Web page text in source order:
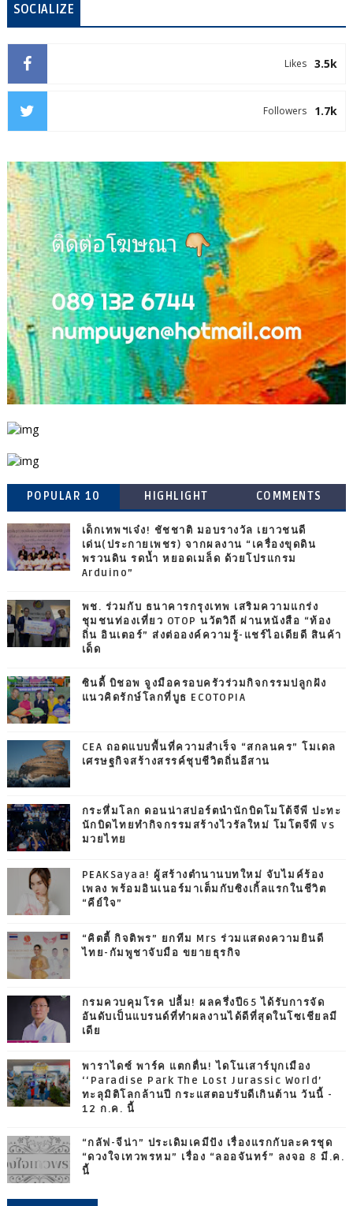
SOCIALIZE
3.5k
Likes
1.7k
Followers
POPULAR 10 HIGHLIGHT COMMENTS
เด็กเทพฯเจ๋ง! ชัชชาติ มอบรางวัล เยาวชนดี
เด่น(ประกายเพชร) จากผลงาน “เครื่องขุดดิน
พรวนดิน รดน้ำ หยอดเมล็ด ด้วยโปรแกรม
Arduino”
พช. ร่วมกับ ธนาคารกรุงเทพ เสริมความแกร่ง
ชุมชนท่องเที่ยว OTOP นวัตวิถี ผ่านหนังสือ “ท้อง
ถิ่น อินเตอร์” ส่งต่อองค์ความรู้-แชร์ไอเดียดี สินค้า
เด็ด
ซินดี้ บิชอพ จูงมือครอบครัวร่วมกิจกรรมปลูกฝัง
แนวคิดรักษ์โลกที่บูธ ECOTOPIA
CEA ถอดแบบพื้นที่ความสำเร็จ “สกลนคร” โมเดล
เศรษฐกิจสร้างสรรค์ชุบชีวิตถิ่นอีสาน
กระหึ่มโลก ดอนน่าสปอร์ตนำนักบิดโมโต้จีพี ปะทะ
นักบิดไทยทำกิจกรรมสร้างไวรัลใหม่ โมโตจีพี vs
มวยไทย
PEAKSayaa! ผู้สร้างตำนานบทใหม่ จับไมค์ร้อง
เพลง พร้อมอินเนอร์มาเต็มกับซิงเกิ้ลแรกในชีวิต
“คีย์ใจ”
“คิตตี้ กิจติพร” ยกทีม Mrs ร่วมแสดงความยินดี
ไทย-กัมพูชาจับมือ ขยายธุรกิจ
กรมควบคุมโรค ปลื้ม! ผลครึ่งปี65 ได้รับการจัด
อันดับเป็นแบรนด์ที่ทำผลงานได้ดีที่สุดในโซเชียลมี
เดีย
พาราไดซ์ พาร์ค แตกตื่น! ไดโนเสาร์บุกเมือง
‘‘Paradise Park The Lost Jurassic World’
ทะลุมิติโลกล้านปี กระแสตอบรับดีเกินต้าน วันนี้ -
12 ก.ค. นี้
“กลัฟ-จีน่า” ประเดิมเคมีปัง เรื่องแรกกับละครชุด
“ดวงใจเทวพรหม” เรื่อง “ลออจันทร์” ลงจอ 8 มี.ค.
นี้